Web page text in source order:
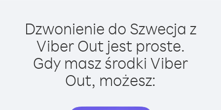
Dzwonienie do Szwecja z
Viber Out jest proste.
Gdy masz środki Viber
Out, możesz: